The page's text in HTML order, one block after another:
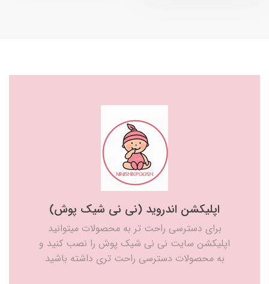
اپلیکشن اندروید (نی نی شیک پوش)
برای دسترسی راحت تر به محصولات میتوانید
اپلیکشن سایت نی نی شیک پوش را نصب کنید و
به محصولات دسترسی راحت تری داشته باشید